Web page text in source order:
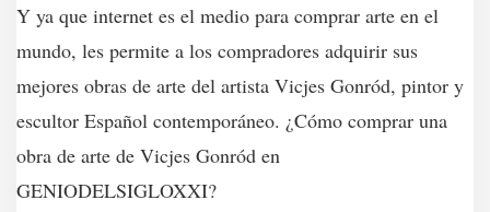
Y ya que internet es el medio para comprar arte en el
mundo, les permite a los compradores adquirir sus
mejores obras de arte del artista Vicjes Gonród, pintor y
escultor Español contemporáneo. ¿Cómo comprar una
obra de arte de Vicjes Gonród en
GENIODELSIGLOXXI?